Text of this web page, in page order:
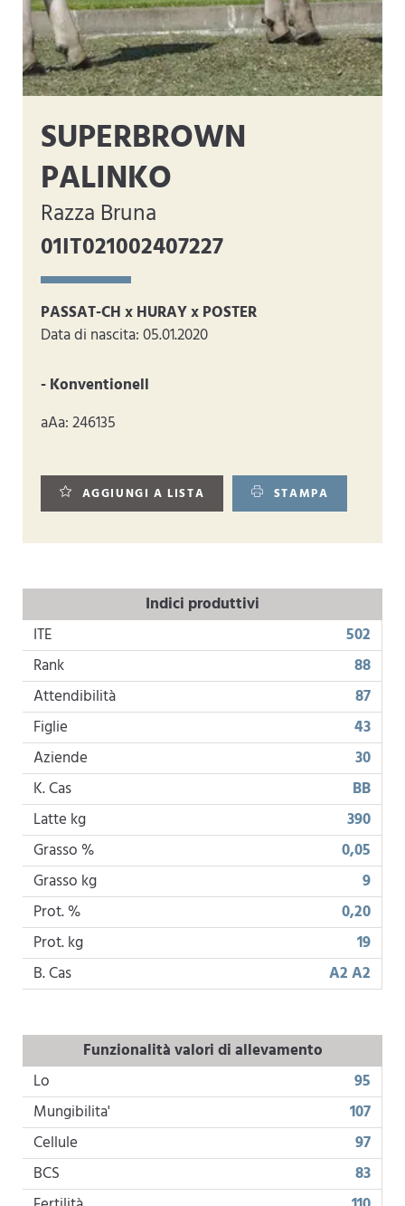
SUPERBROWN
PALINKO
Razza Bruna
01IT021002407227
PASSAT-CH x HURAY x POSTER
Data di nascita: 05.01.2020
- Konventionell
aAa: 246135
AGGIUNGI A LISTA STAMPA
Indici produttivi
ITE
502
Rank
88
Attendibilità
87
Figlie
43
Aziende
30
K. Cas
BB
Latte kg
390
Grasso %
0,05
Grasso kg
9
Prot. %
0,20
Prot. kg
19
B. Cas
A2 A2
Funzionalità valori di allevamento
Lo
95
Mungibilita'
107
Cellule
97
BCS
83